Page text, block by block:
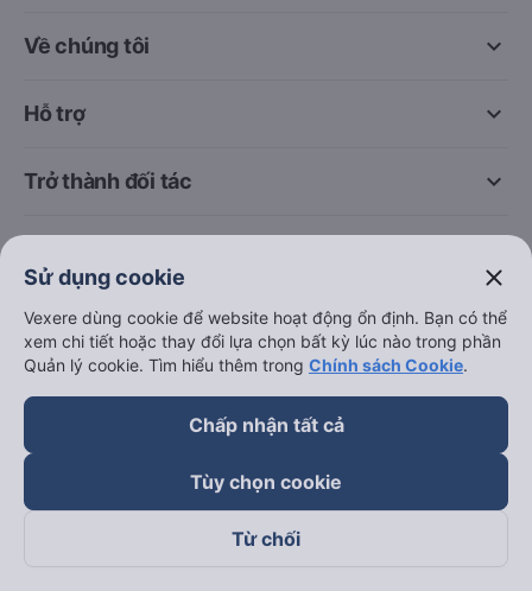
Về chúng tôi
keyboard_arrow_down
Trở thành đối tác
Đối tác thanh toán
Sử dụng cookie close
Vexere dùng cookie để website hoạt động ổn định. Bạn có thể
xem chi tiết hoặc thay đổi lựa chọn bất kỳ lúc nào trong phần
Quản lý cookie. Tìm hiểu thêm trong Chính sách Cookie.
Chấp nhận tất cả
Tùy chọn cookie
Từ chối